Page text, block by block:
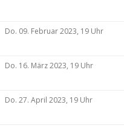
Do. 09. Februar 2023, 19 Uhr
Do. 16. März 2023, 19 Uhr
Do. 27. April 2023, 19 Uhr